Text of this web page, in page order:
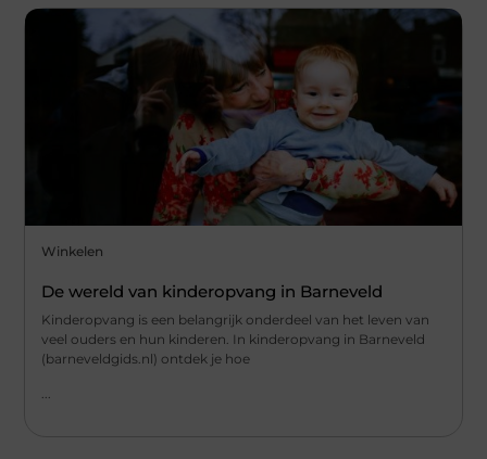
Winkelen
De wereld van kinderopvang in Barneveld
Kinderopvang is een belangrijk onderdeel van het leven van
veel ouders en hun kinderen. In kinderopvang in Barneveld
(barneveldgids.nl) ontdek je hoe
...